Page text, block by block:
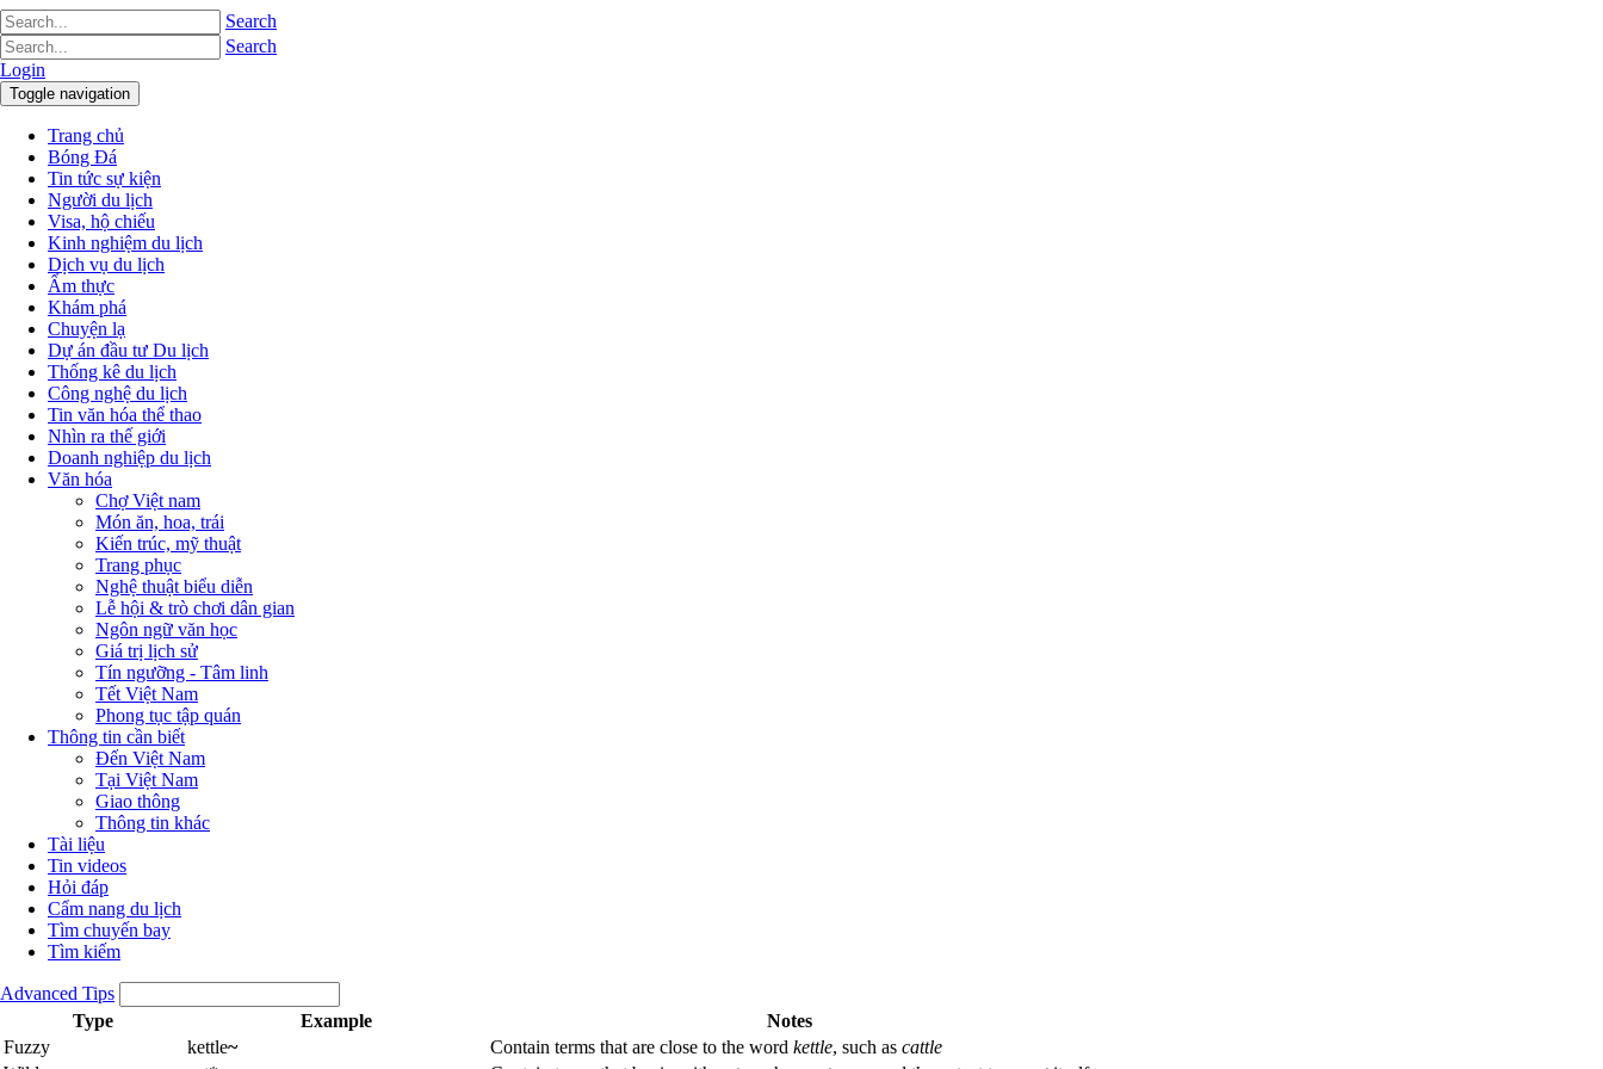
Search
Search
Login
Toggle navigation
Trang chủ
Bóng Đá
Tin tức sự kiện
Người du lịch
Visa, hộ chiếu
Kinh nghiệm du lịch
Dịch vụ du lịch
Ẩm thực
Khám phá
Chuyện lạ
Dự án đầu tư Du lịch
Thống kê du lịch
Công nghệ du lịch
Tin văn hóa thể thao
Nhìn ra thế giới
Doanh nghiệp du lịch
Văn hóa
Chợ Việt nam
Món ăn, hoa, trái
Kiến trúc, mỹ thuật
Trang phục
Nghệ thuật biểu diễn
Lễ hội & trò chơi dân gian
Ngôn ngữ văn học
Giá trị lịch sử
Tín ngưỡng - Tâm linh
Tết Việt Nam
Phong tục tập quán
Thông tin cần biết
Đến Việt Nam
Tại Việt Nam
Giao thông
Thông tin khác
Tài liệu
Tin videos
Hỏi đáp
Cẩm nang du lịch
Tìm chuyến bay
Tìm kiếm
Advanced Tips
Type
Example
Notes
Fuzzy
kettle~ Contain terms that are close to the word kettle, such as cattle